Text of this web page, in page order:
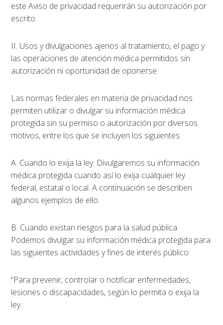
este Aviso de privacidad requerirán su autorización por
escrito.
II. Usos y divulgaciones ajenos al tratamiento, el pago y
las operaciones de atención médica permitidos sin
autorización ni oportunidad de oponerse
Las normas federales en materia de privacidad nos
permiten utilizar o divulgar su información médica
protegida sin su permiso o autorización por diversos
motivos, entre los que se incluyen los siguientes:
A. Cuando lo exija la ley. Divulgaremos su información
médica protegida cuando así lo exija cualquier ley
federal, estatal o local. A continuación se describen
algunos ejemplos de ello.
B. Cuando existan riesgos para la salud pública.
Podemos divulgar su información médica protegida para
las siguientes actividades y fines de interés público:
“Para prevenir, controlar o notificar enfermedades,
lesiones o discapacidades, según lo permita o exija la
ley.